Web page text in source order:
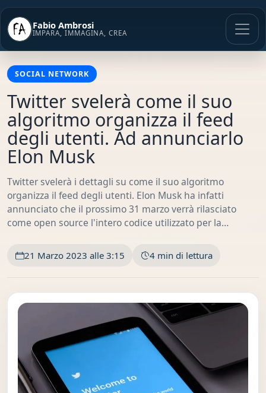
Vai
contenuto
Fabio Ambrosi
IMPARA, IMMAGINA, CREA
SOCIAL NETWORK
Twitter svelerà come il suo
algoritmo organizza il feed
degli utenti. Ad annunciarlo
Elon Musk
Twitter svelerà i dettagli su come il suo algoritmo
organizza il feed degli utenti. Elon Musk ha infatti
annunciato che il prossimo 31 marzo verrà rilasciato
come open source l'intero codice utilizzato per la…
21 Marzo 2023 alle 3:15 4 min di lettura